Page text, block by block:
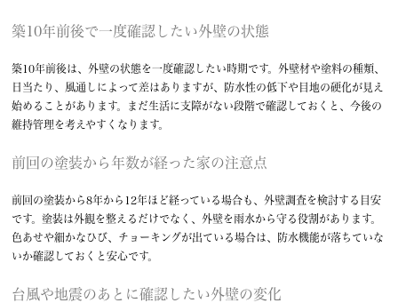
築10年前後で一度確認したい外壁の状態
築10年前後は、外壁の状態を一度確認したい時期です。外壁材や塗料の種類、
日当たり、風通しによって差はありますが、防水性の低下や目地の硬化が見え
始めることがあります。まだ生活に支障がない段階で確認しておくと、今後の
維持管理を考えやすくなります。
前回の塗装から年数が経った家の注意点
前回の塗装から8年から12年ほど経っている場合も、外壁調査を検討する目安
です。塗装は外観を整えるだけでなく、外壁を雨水から守る役割があります。
色あせや細かなひび、チョーキングが出ている場合は、防水機能が落ちていな
いか確認しておくと安心です。
台風や地震のあとに確認したい外壁の変化